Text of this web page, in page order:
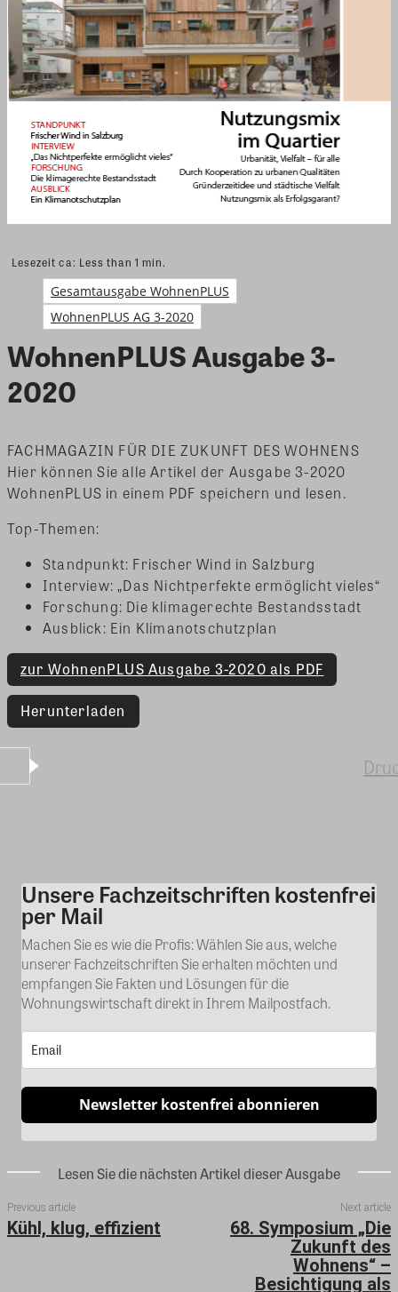
Lesezeit ca: Less than 1 min.
Gesamtausgabe WohnenPLUS
WohnenPLUS AG 3-2020
WohnenPLUS Ausgabe 3-
2020
FACHMAGAZIN FÜR DIE ZUKUNFT DES WOHNENS
Hier können Sie alle Artikel der Ausgabe 3-2020
WohnenPLUS in einem PDF speichern und lesen.
Top-Themen:
Standpunkt: Frischer Wind in Salzburg
Interview: „Das Nichtperfekte ermöglicht vieles“
Forschung: Die klimagerechte Bestandsstadt
Ausblick: Ein Klimanotschutzplan
zur WohnenPLUS Ausgabe 3-2020 als PDF
Herunterladen
Kommentar
Unsere Fachzeitschriften kostenfrei
per Mail
Machen Sie es wie die Profis: Wählen Sie aus, welche
unserer Fachzeitschriften Sie erhalten möchten und
empfangen Sie Fakten und Lösungen für die
Wohnungswirtschaft direkt in Ihrem Mailpostfach.
Newsletter kostenfrei abonnieren
Lesen Sie die nächsten Artikel dieser Ausgabe
Previous article
Kühl, klug, effizient
Next article
68. Symposium „Die
Zukunft des
Wohnens“ –
Besichtigung als